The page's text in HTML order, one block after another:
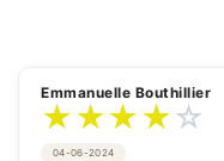
Emmanuelle Bouthillier
★★★★☆
04-06-2024